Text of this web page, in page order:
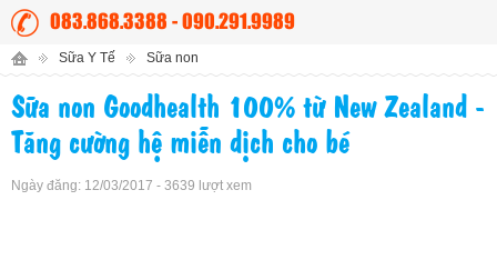
083.868.3388 - 090.291.9989
Sữa Y Tế Sữa non
Sữa non Goodhealth 100% từ New Zealand -
Tăng cường hệ miễn dịch cho bé
Ngày đăng: 12/03/2017 - 3639 lượt xem